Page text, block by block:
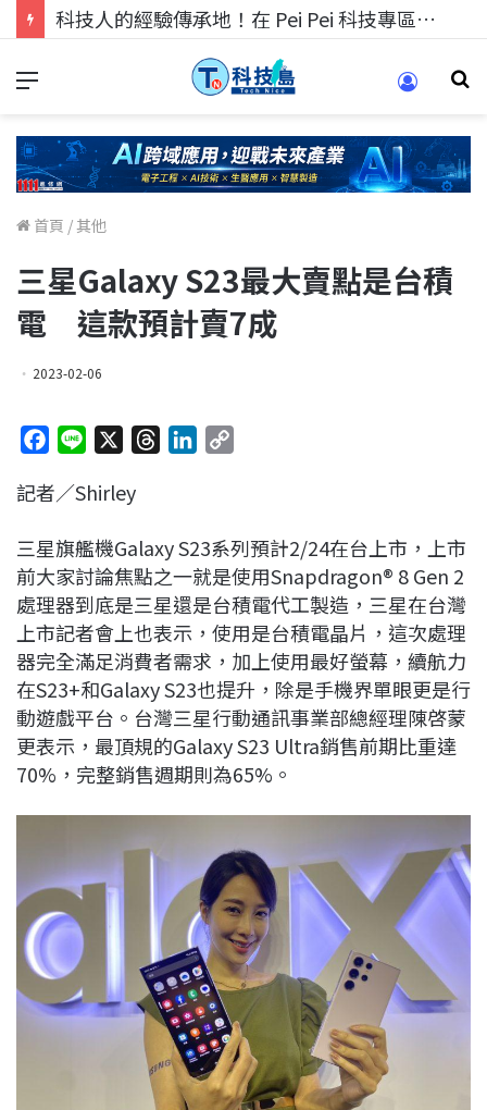
科技人的經驗傳承地！在 Pei Pei 科技專區，與學弟妹交流最硬核的技術
首頁 /其他
三星Galaxy S23最大賣點是台積
電 這款預計賣7成
2023-02-06
c
b
o
o
k
n
a
d
s
e
d
I
n
L
i
n
k
記者／Shirley
三星旗艦機Galaxy S23系列預計2/24在台上市，上市
前大家討論焦點之一就是使用Snapdragon® 8 Gen 2
處理器到底是三星還是台積電代工製造，三星在台灣
上市記者會上也表示，使用是台積電晶片，這次處理
器完全滿足消費者需求，加上使用最好螢幕，續航力
在S23+和Galaxy S23也提升，除是手機界單眼更是行
動遊戲平台。台灣三星行動通訊事業部總經理陳啓蒙
更表示，最頂規的Galaxy S23 Ultra銷售前期比重達
70%，完整銷售週期則為65%。